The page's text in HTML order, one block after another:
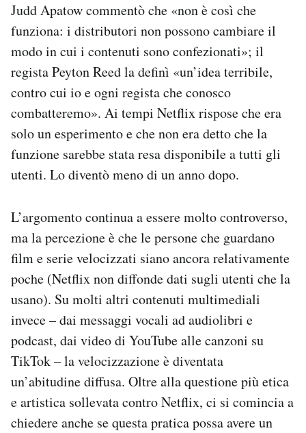
Notifiche mobile
Regala il Post
Hai bisogno di aiuto?
Esci
Judd Apatow commentò che «non è così che
funziona: i distributori non possono cambiare il
modo in cui i contenuti sono confezionati»; il
regista Peyton Reed la definì «un’idea terribile,
contro cui io e ogni regista che conosco
combatteremo». Ai tempi Netflix rispose che era
solo un esperimento e che non era detto che la
funzione sarebbe stata resa disponibile a tutti gli
utenti. Lo diventò meno di un anno dopo.
L’argomento continua a essere molto controverso,
ma la percezione è che le persone che guardano
film e serie velocizzati siano ancora relativamente
poche (Netflix non diffonde dati sugli utenti che la
usano). Su molti altri contenuti multimediali
invece – dai messaggi vocali ad audiolibri e
podcast, dai video di YouTube alle canzoni su
TikTok – la velocizzazione è diventata
un’abitudine diffusa. Oltre alla questione più etica
e artistica sollevata contro Netflix, ci si comincia a
chiedere anche se questa pratica possa avere un